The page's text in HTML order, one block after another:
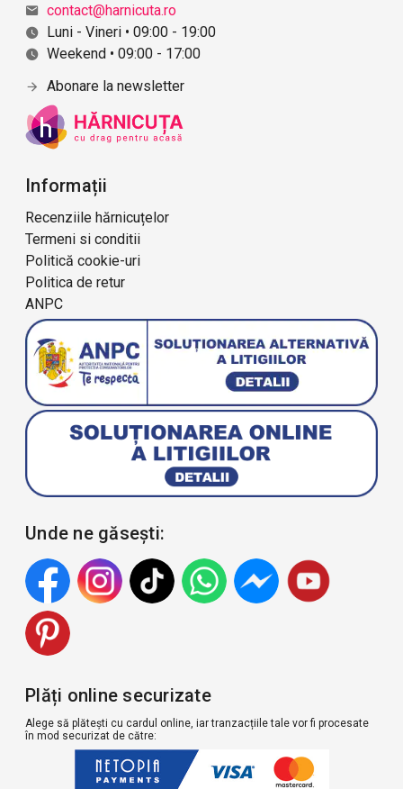
contact@harnicuta.ro
Luni - Vineri • 09:00 - 19:00
Weekend • 09:00 - 17:00
Abonare la newsletter
Informații
Recenziile hărnicuțelor
Termeni si conditii
Politică cookie-uri
Politica de retur
ANPC
Unde ne găsești:
Plăți online securizate
Alege să plătești cu cardul online, iar tranzacțiile tale vor fi procesate
în mod securizat de către: